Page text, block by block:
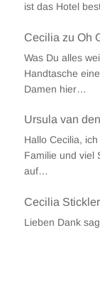
ist das Hotel
Cecilia zu Oh
Was Du alles
Handtasche
Damen hier…
Ursula van
Hallo Cecilia,
Familie und viel
auf…
Cecilia Stickler
Lieben Dank